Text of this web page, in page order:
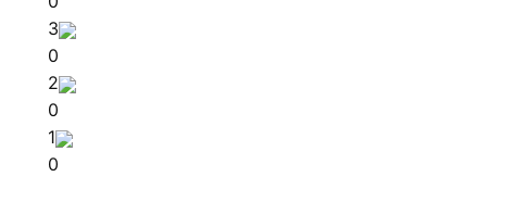
3
0
2
0
1
0